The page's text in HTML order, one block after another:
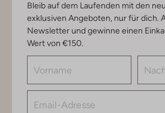
Bleib auf dem Laufenden mit den
exklusiven Angeboten, nur für dich.
Newsletter und gewinne einen
Wert von €150.